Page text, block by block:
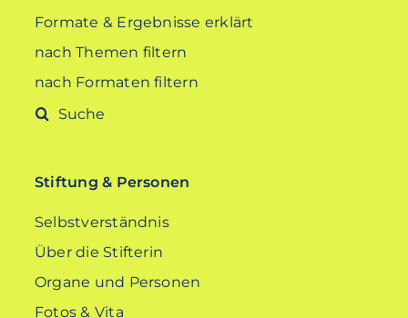
Formate & Ergebnisse erklärt
nach Themen filtern
nach Formaten filtern
Suche
Stiftung & Personen
Selbstverständnis
Über die Stifterin
Organe und Personen
Fotos & Vita